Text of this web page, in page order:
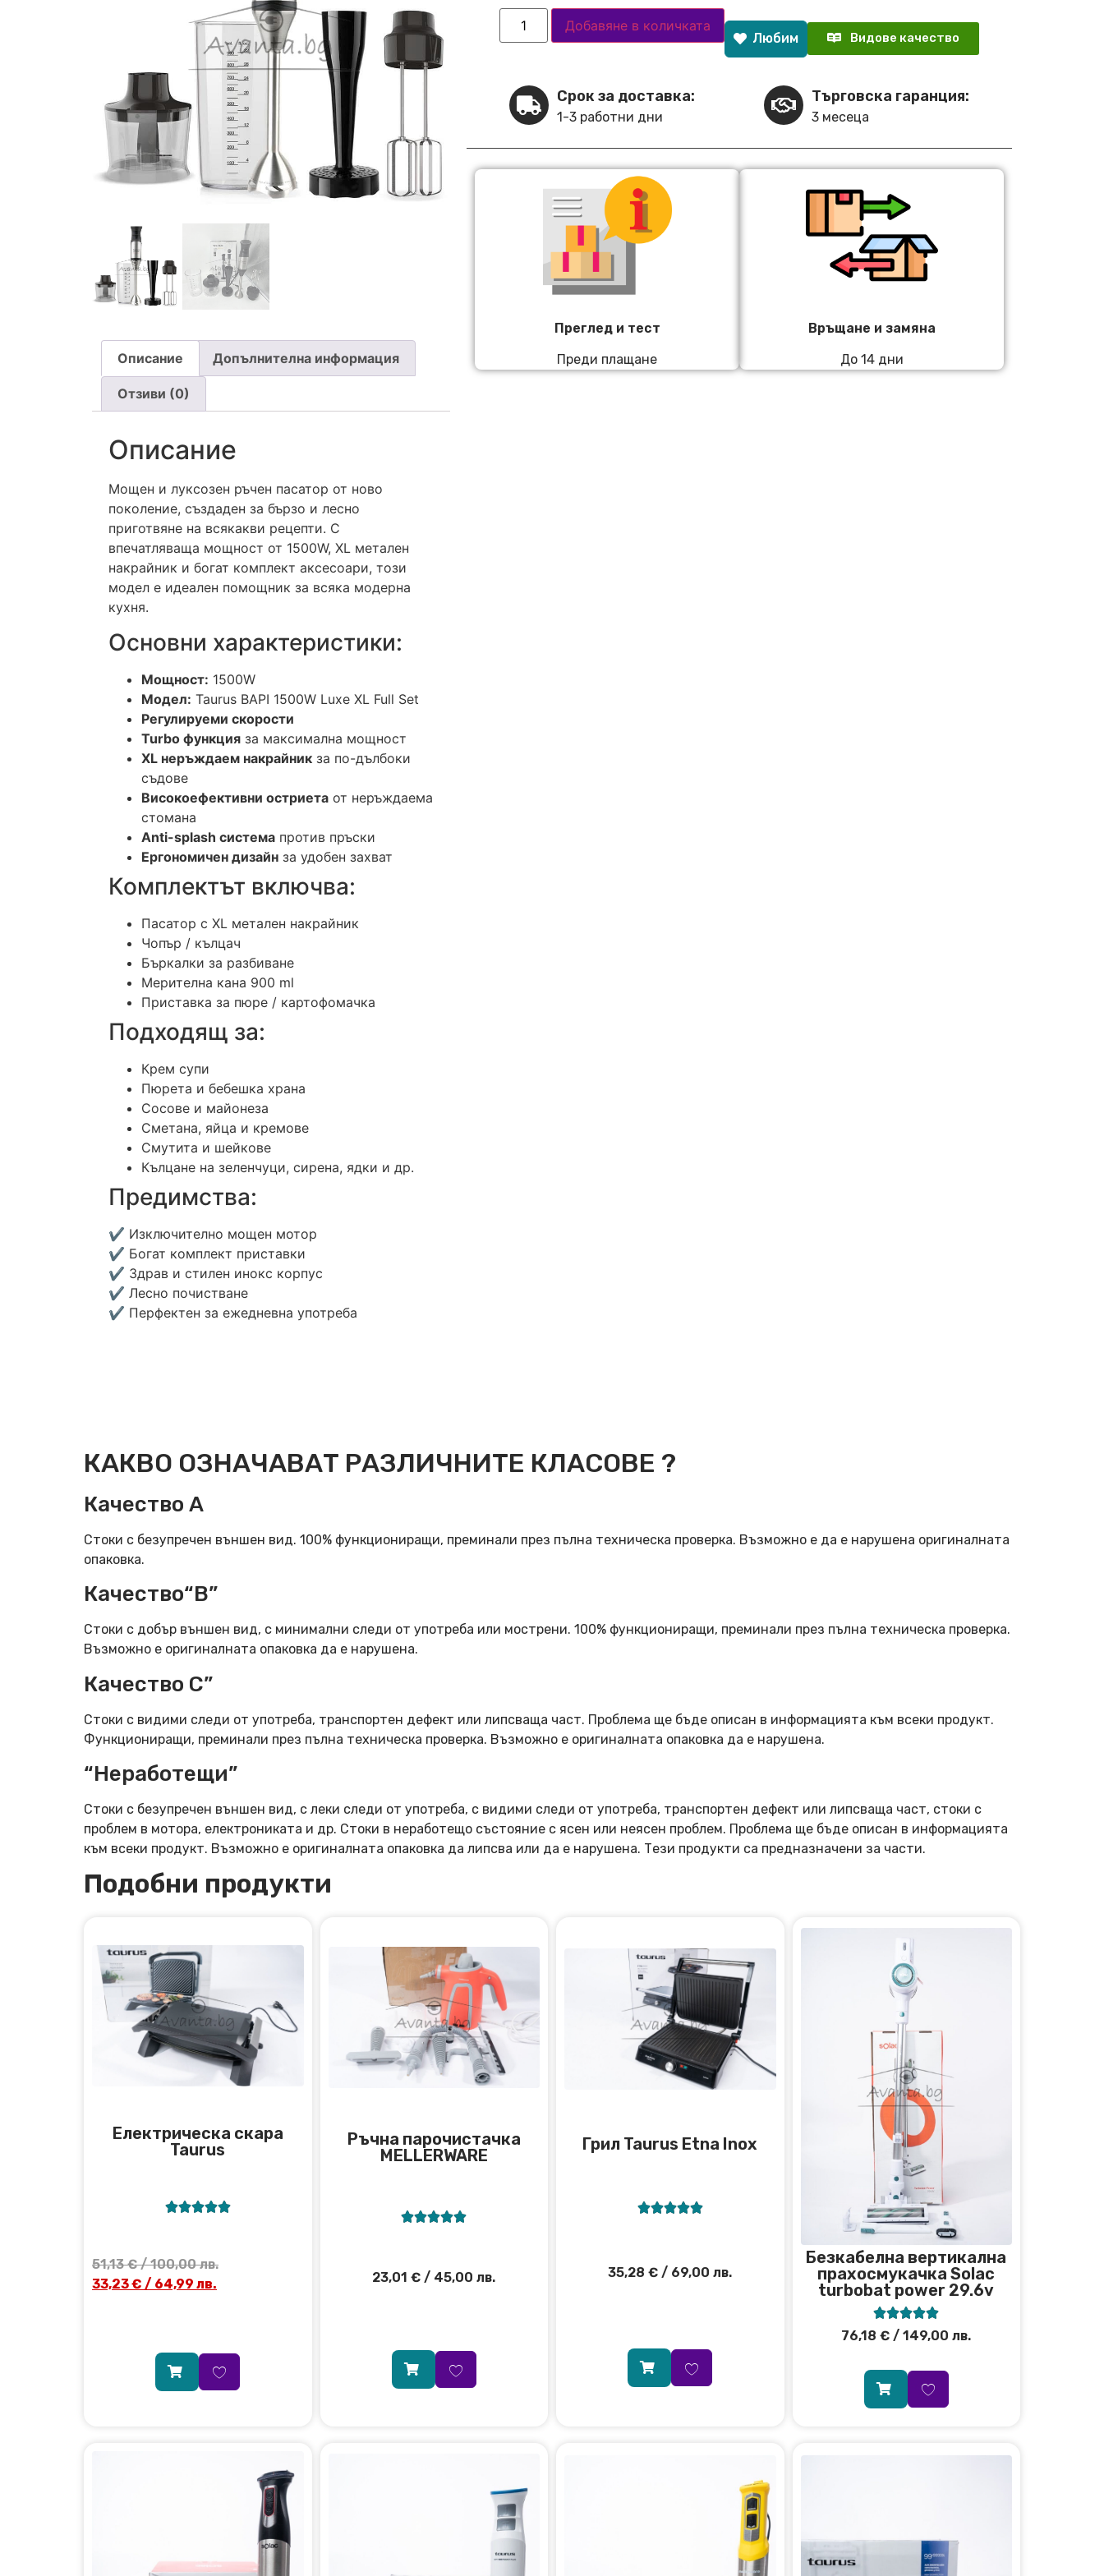
Описание Допълнителна информация
Отзиви (0)
Описание
Мощен и луксозен ръчен пасатор от ново
поколение, създаден за бързо и лесно
приготвяне на всякакви рецепти. С
впечатляваща мощност от 1500W, XL метален
накрайник и богат комплект аксесоари, този
модел е идеален помощник за всяка модерна
кухня.
Основни характеристики:
Мощност: 1500W
Модел: Taurus BAPI 1500W Luxe XL Full Set
Регулируеми скорости
Turbo функция за максимална мощност
XL неръждаем накрайник за по-дълбоки
съдове
Високоефективни остриета от неръждаема
стомана
Anti-splash система против пръски
Ергономичен дизайн за удобен захват
Комплектът включва:
Пасатор с XL метален накрайник
Чопър / кълцач
Бъркалки за разбиване
Мерителна кана 900 ml
Приставка за пюре / картофомачка
Подходящ за:
Крем супи
Пюрета и бебешка храна
Сосове и майонеза
Сметана, яйца и кремове
Смутита и шейкове
Кълцане на зеленчуци, сирена, ядки и др.
Предимства:
✔ Изключително мощен мотор
✔ Богат комплект приставки
✔ Здрав и стилен инокс корпус
✔ Лесно почистване
✔ Перфектен за ежедневна употреба
Добавяне в количката
Любим Видове качество
Срок за доставка:
1-3 работни дни
Търговска гаранция:
3 месеца
Преглед и тест
Преди плащане
Връщане и замяна
До 14 дни
КАКВО ОЗНАЧАВАТ РАЗЛИЧНИТЕ КЛАСОВЕ ?
Качество А
Стоки с безупречен външен вид. 100% функциониращи, преминали през пълна техническа проверка. Възможно е да е нарушена оригиналната
опаковка.
Качество“B”
Стоки с добър външен вид, с минимални следи от употреба или мострени. 100% функциониращи, преминали през пълна техническа проверка.
Възможно е оригиналната опаковка да е нарушена.
Качество C”
Стоки с видими следи от употреба, транспортен дефект или липсваща част. Проблема ще бъде описан в информацията към всеки продукт.
Функциониращи, преминали през пълна техническа проверка. Възможно е оригиналната опаковка да е нарушена.
“Неработещи”
Стоки с безупречен външен вид, с леки следи от употреба, с видими следи от употреба, транспортен дефект или липсваща част, стоки с
проблем в мотора, електрониката и др. Стоки в неработещо състояние с ясен или неясен проблем. Проблема ще бъде описан в информацията
към всеки продукт. Възможно е оригиналната опаковка да липсва или да е нарушена. Тези продукти са предназначени за части.
Подобни продукти
Електрическа скара
Taurus

51,13€/ 100,00 лв.
33,23€ / 64,99 лв.
Ръчна парочистачка
MELLERWARE

23,01€ / 45,00 лв.
Грил Taurus Etna Inox

35,28€ / 69,00 лв.
Безкабелна вертикална
прахосмукачка Solac
turbobat power 29.6v

76,18€ / 149,00 лв.